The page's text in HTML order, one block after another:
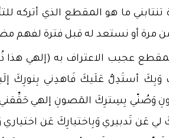
تنتابني ما هو المقطع الذي أتركه
من مرة أو نستعد له قبل فترة لفهم
عجيب الاعتراف به (إلهي
وَبِكَ أستَدِلُّ عَلَيكَ فَاهدِني بِنورِكَ
وَصُنّي بِسِترِكَ المَصونِ إلهي
لي عَن تَدبيري وَبِاختيارِكَ عَن